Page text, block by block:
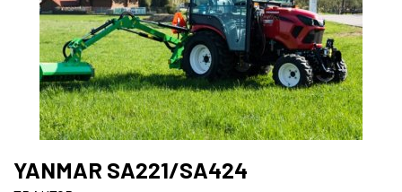
YANMAR SA221/SA424